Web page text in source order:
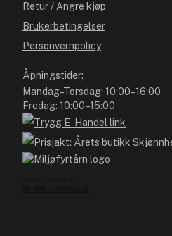
Retur / Angre kjøp
Brukerbetingelser
Personvernpolicy
Åpningstider:
Mandag–Torsdag: 10:00–16:00
Fredag: 10:00–15:00